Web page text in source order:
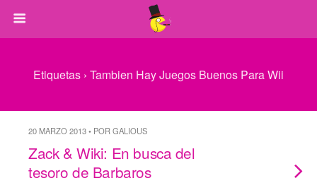
Etiquetas › Tambien Hay Juegos Buenos Para Wii
20 MARZO 2013 • POR GALIOUS
Zack & Wiki: En busca del
tesoro de Barbaros